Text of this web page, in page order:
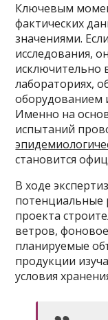
Ключевым
фактических
значениями.
исследования,
исключительно
лабораториях,
оборудованием
Именно на
испытаний
становится
В ходе
потенциальные
проекта
ветров,
планируемые
продукции
условия